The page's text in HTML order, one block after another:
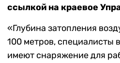
ссылкой на краевое
«Глубина затопления
100 метров, специалисты
имеют снаряжение для